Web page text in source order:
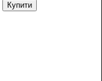
Купити